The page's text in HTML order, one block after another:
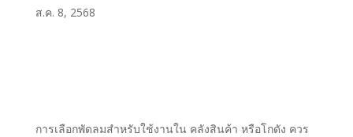
ส.ค. 8, 2568
การเลือกพัดลมสำหรับใช้งานใน คลังสินค้า หรือโกดัง ควร